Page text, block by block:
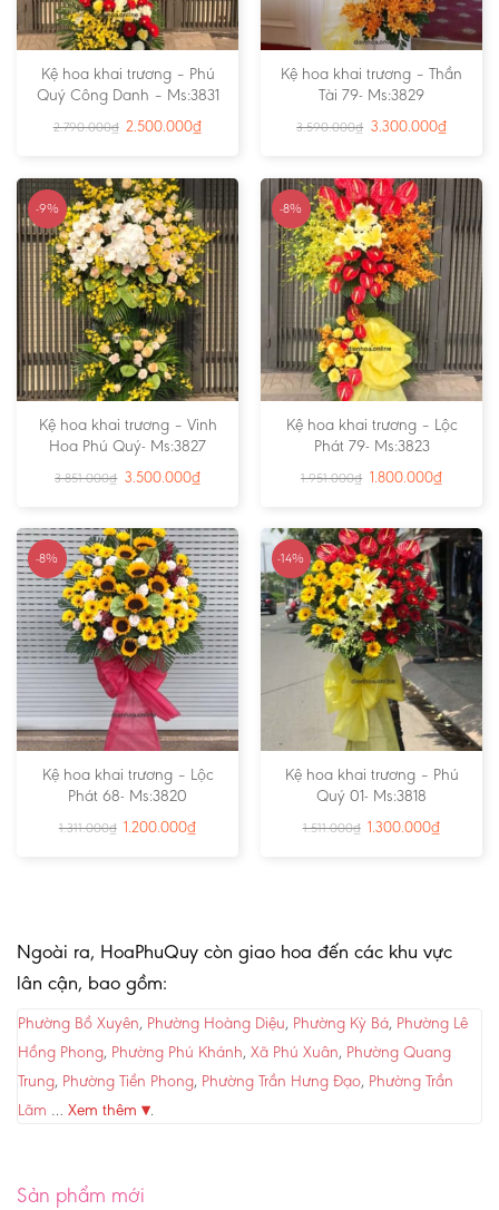
Kệ hoa khai trương – Phú
Quý Công Danh – Ms:3831
2.790.000₫ 2.500.000₫
Kệ hoa khai trương – Thần
Tài 79- Ms:3829
3.590.000₫ 3.300.000₫
-9%
Kệ hoa khai trương – Vinh
Hoa Phú Quý- Ms:3827
3.851.000₫ 3.500.000₫
-8%
Kệ hoa khai trương – Lộc
Phát 79- Ms:3823
1.951.000₫ 1.800.000₫
-8%
Kệ hoa khai trương – Lộc
Phát 68- Ms:3820
1.311.000₫ 1.200.000₫
-14%
Kệ hoa khai trương – Phú
Quý 01- Ms:3818
1.511.000₫ 1.300.000₫
Ngoài ra, HoaPhuQuy còn giao hoa đến các khu vực
lân cận, bao gồm:
Phường Bồ Xuyên, Phường Hoàng Diệu, Phường Kỳ Bá, Phường Lê
Hồng Phong, Phường Phú Khánh, Xã Phú Xuân, Phường Quang
Trung, Phường Tiền Phong, Phường Trần Hưng Đạo, Phường Trần
Lãm … Xem thêm ▾.
Sản phẩm mới